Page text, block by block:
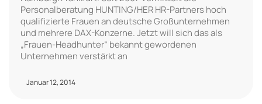
Personalberatung HUNTING/HER HR-Partners hoch
qualifizierte Frauen an deutsche Großunternehmen
und mehrere DAX-Konzerne. Jetzt will sich das als
„Frauen-Headhunter“ bekannt gewordenen
Unternehmen verstärkt an
Januar 12, 2014